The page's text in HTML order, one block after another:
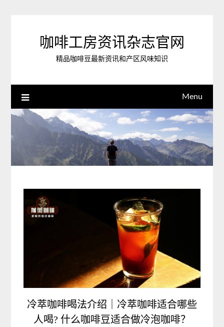
咖啡工房资讯杂志官网
精品咖啡豆最新资讯和产区风味知识
Menu
冷萃咖啡喝法介绍｜冷萃咖啡适合哪些
人喝? 什么咖啡豆适合做冷泡咖啡？